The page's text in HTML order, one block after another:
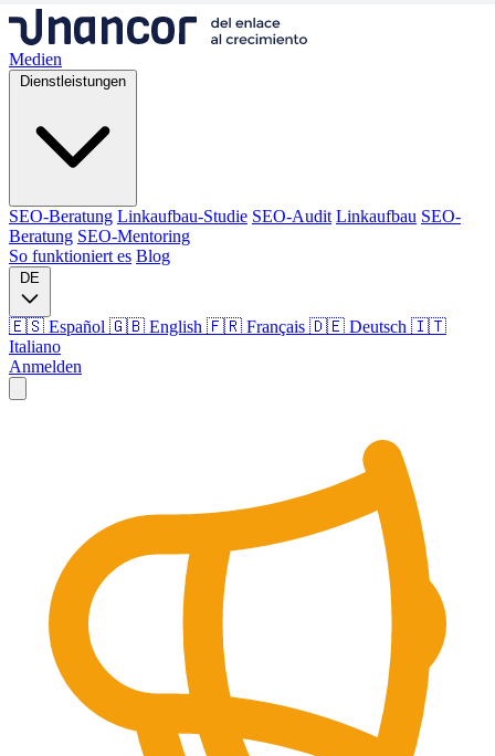
Medien
Dienstleistungen
SEO-Beratung Linkaufbau-Studie SEO-Audit Linkaufbau SEO-
Beratung SEO-Mentoring
So funktioniert es Blog
DE
🇪🇸 Español 🇬🇧 English 🇫🇷 Français 🇩🇪 Deutsch 🇮🇹
Italiano
Anmelden
SEO-Beratung Linkaufbau-Studie Linkaufbau
SEO-
Beratung
SEO-Mentoring
So funktioniert es
Sprache
🇪🇸 ES
🇬🇧 EN 🇫🇷 FR 🇩🇪 DE